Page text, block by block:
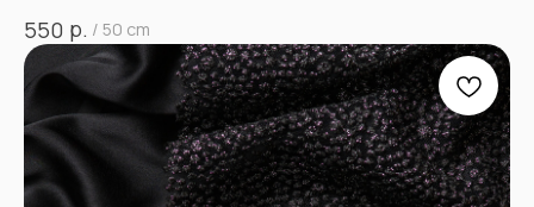
550 р. / 50 cm